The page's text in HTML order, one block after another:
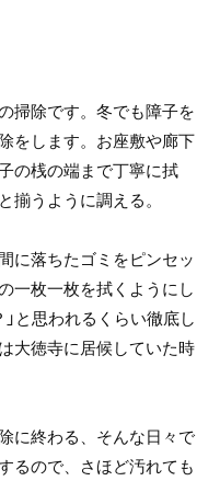
掃除です。冬でも障子を
をします。お座敷や廊下
の桟の端まで丁寧に拭
揃うように調える。
に落ちたゴミをピンセッ
一枚一枚を拭くようにし
と思われるくらい徹底し
大徳寺に居候していた時
に終わる、そんな日々で
るので、さほど汚れても